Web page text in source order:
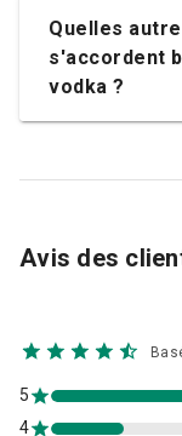
Quelles
s'accordent
vodka ?
Avis des
4
5